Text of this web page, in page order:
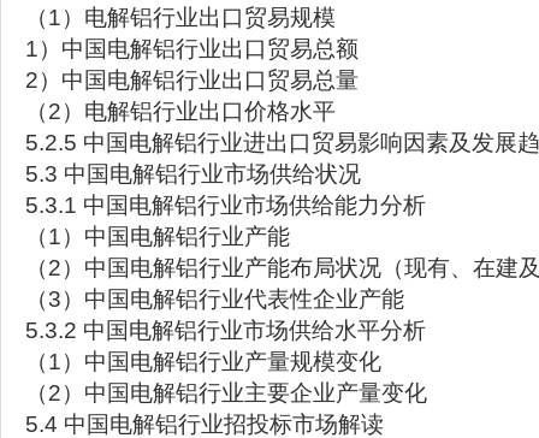
（1）电解铝行业出口贸易规模
1）中国电解铝行业出口贸易总额
2）中国电解铝行业出口贸易总量
（2）电解铝行业出口价格水平
5.2.5 中国电解铝行业进出口贸易影响因素及发展
5.3 中国电解铝行业市场供给状况
5.3.1 中国电解铝行业市场供给能力分析
（1）中国电解铝行业产能
（2）中国电解铝行业产能布局状况（现有、在建
（3）中国电解铝行业代表性企业产能
5.3.2 中国电解铝行业市场供给水平分析
（1）中国电解铝行业产量规模变化
（2）中国电解铝行业主要企业产量变化
5.4 中国电解铝行业招投标市场解读